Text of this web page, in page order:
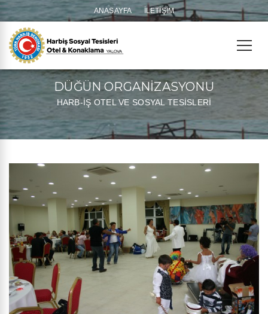
ANASAYFA İLETIŞIM
DÜĞÜN ORGANİZASYONU
HARB-İŞ OTEL VE SOSYAL TESİSLERİ